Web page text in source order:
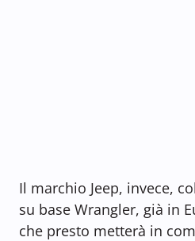
Il marchio Jeep, invece, col
su base Wrangler, già in
che presto metterà in